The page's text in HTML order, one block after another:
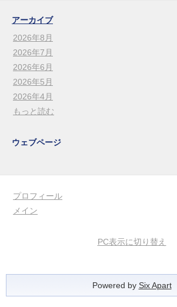
アーカイブ
2026年8月
2026年7月
2026年6月
2026年5月
2026年4月
もっと読む
ウェブページ
プロフィール
メイン
PC表示に切り替え
Powered by Six Apart